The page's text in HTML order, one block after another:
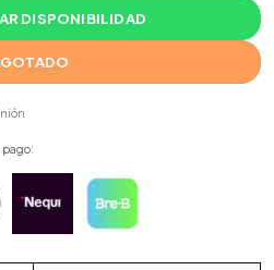
DISPONIBILIDAD